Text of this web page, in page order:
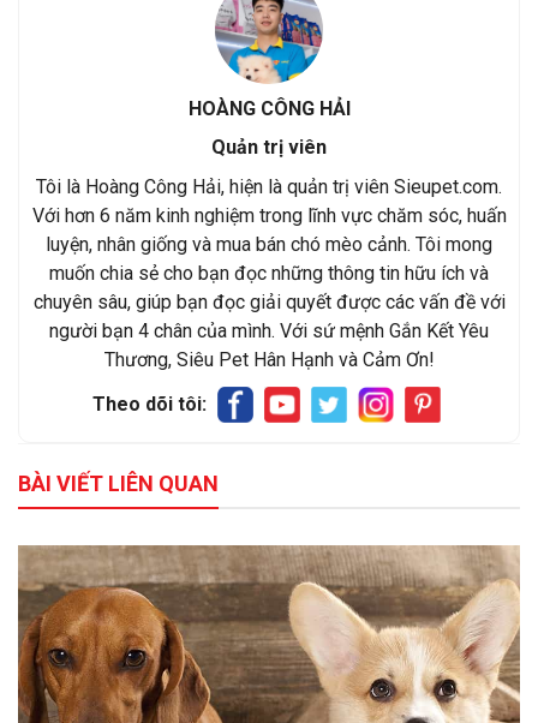
HOÀNG CÔNG HẢI
Quản trị viên
Tôi là Hoàng Công Hải, hiện là quản trị viên Sieupet.com.
Với hơn 6 năm kinh nghiệm trong lĩnh vực chăm sóc, huấn
luyện, nhân giống và mua bán chó mèo cảnh. Tôi mong
muốn chia sẻ cho bạn đọc những thông tin hữu ích và
chuyên sâu, giúp bạn đọc giải quyết được các vấn đề với
người bạn 4 chân của mình. Với sứ mệnh Gắn Kết Yêu
Thương, Siêu Pet Hân Hạnh và Cảm Ơn!
Theo dõi tôi:
BÀI VIẾT LIÊN QUAN